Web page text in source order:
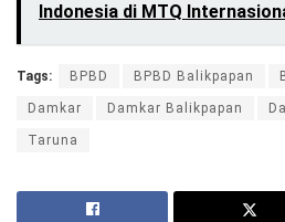
Indonesia di MTQ
Tags: BPBD BPBD Balikpapan
Damkar Damkar Balikpapan
Taruna